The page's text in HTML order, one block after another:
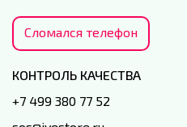
Сломался телефон
КОНТРОЛЬ КАЧЕСТВА
+7 499 380 77 52